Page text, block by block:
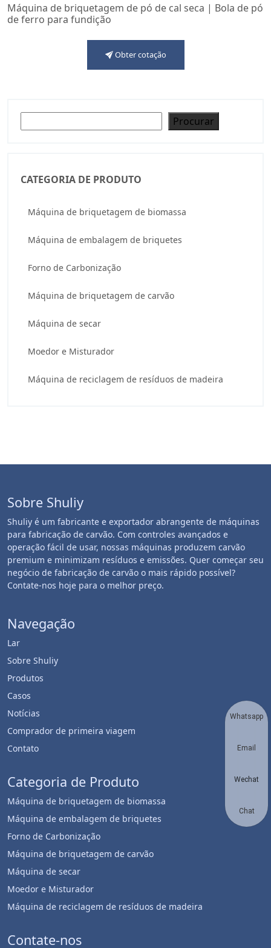
Procurar
CATEGORIA DE PRODUTO
Máquina de briquetagem de biomassa
Máquina de embalagem de briquetes
Forno de Carbonização
Máquina de briquetagem de carvão
Máquina de secar
Moedor e Misturador
Máquina de reciclagem de resíduos de madeira
Máquina de briquetagem de pó de cal seca | Bola de pó
de ferro para fundição
Obter cotação
Sobre Shuliy
Shuliy é um fabricante e exportador abrangente de máquinas
para fabricação de carvão. Com controles avançados e
operação fácil de usar, nossas máquinas produzem carvão
premium e minimizam resíduos e emissões. Quer começar seu
negócio de fabricação de carvão o mais rápido possível?
Contate-nos hoje para o melhor preço.
Navegação
Lar
Sobre Shuliy
Produtos
Casos
Notícias
Comprador de primeira viagem
Contato
Categoria de Produto
Máquina de briquetagem de biomassa
Máquina de embalagem de briquetes
Forno de Carbonização
Máquina de briquetagem de carvão
Máquina de secar
Moedor e Misturador
Máquina de reciclagem de resíduos de madeira
Contate-nos
Whatsapp
Email
Wechat
Chat